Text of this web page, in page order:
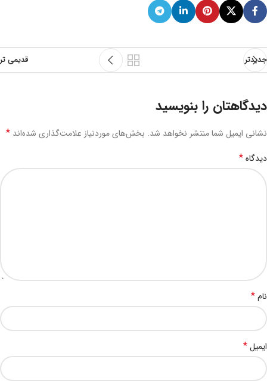
جدیدتر قدیمی تر
دیدگاهتان را بنویسید
نشانی ایمیل شما منتشر نخواهد شد. بخش‌های موردنیاز علامت‌گذاری شده‌اند *
دیدگاه*
نام*
ایمیل*